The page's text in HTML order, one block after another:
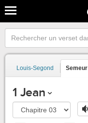
Louis-Segond Semeur
1 Jean